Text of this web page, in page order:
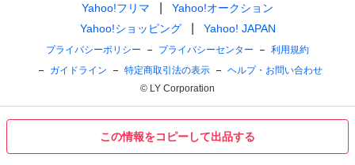
この情報をコピーして出品する
Yahoo!フリマ
Yahoo!オークション
Yahoo!ショッピング
Yahoo! JAPAN
プライバシーポリシー プライバシーセンター
利用規約
ガイドライン
特定商取引法の表示
ヘルプ・お問い合わせ
© LY Corporation